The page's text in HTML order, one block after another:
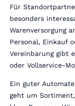
Für
besonders
Warenversorgung
Personal, Einkauf
Vereinbarung gibt
oder Vollservice-
Ein guter
geht um